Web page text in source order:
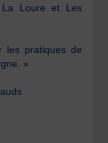
Loure et Les
les pratiques de
»